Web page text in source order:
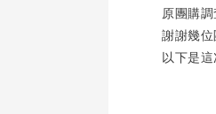
原團購
謝謝幾
以下是